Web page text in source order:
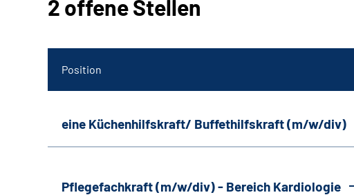
2 offene Stellen
Position
eine Küchenhilfskraft/ Buffethilfskraft (m/w/div)
Pflegefachkraft (m/w/div) - Bereich Kardiologie